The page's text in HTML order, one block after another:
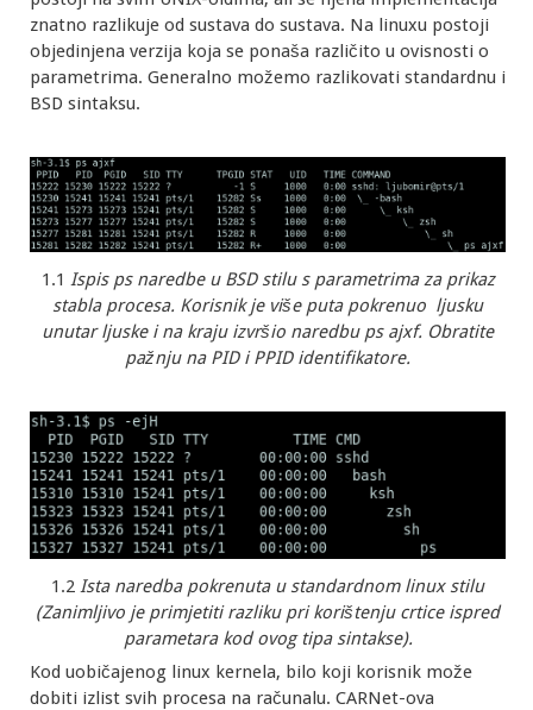
znatno razlikuje od sustava do sustava. Na linuxu postoji
objedinjena verzija koja se ponaša različito u ovisnosti o
parametrima. Generalno možemo razlikovati standardnu i
BSD sintaksu.
1.1 Ispis ps naredbe u BSD stilu s parametrima za prikaz
stabla procesa. Korisnik je više puta pokrenuo ljusku
unutar ljuske i na kraju izvršio naredbu ps ajxf. Obratite
pažnju na PID i PPID identifikatore.
1.2 Ista naredba pokrenuta u standardnom linux stilu
(Zanimljivo je primjetiti razliku pri korištenju crtice ispred
parametara kod ovog tipa sintakse).
Kod uobičajenog linux kernela, bilo koji korisnik može
dobiti izlist svih procesa na računalu. CARNet-ova